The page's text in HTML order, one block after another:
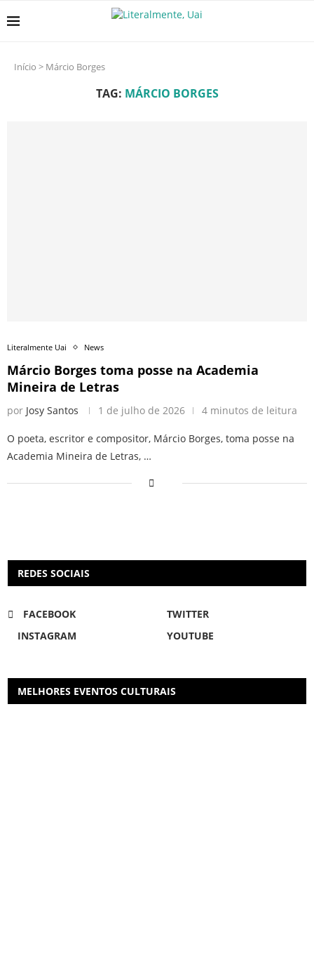
Início > Márcio Borges
TAG: MÁRCIO BORGES
Literalmente Uai News
Márcio Borges toma posse na Academia
Mineira de Letras
por Josy Santos 1 de julho de 2026 4 minutos de leitura
O poeta, escritor e compositor, Márcio Borges, toma posse na
Academia Mineira de Letras, …
REDES SOCIAIS
FACEBOOK
TWITTER
INSTAGRAM
YOUTUBE
MELHORES EVENTOS CULTURAIS